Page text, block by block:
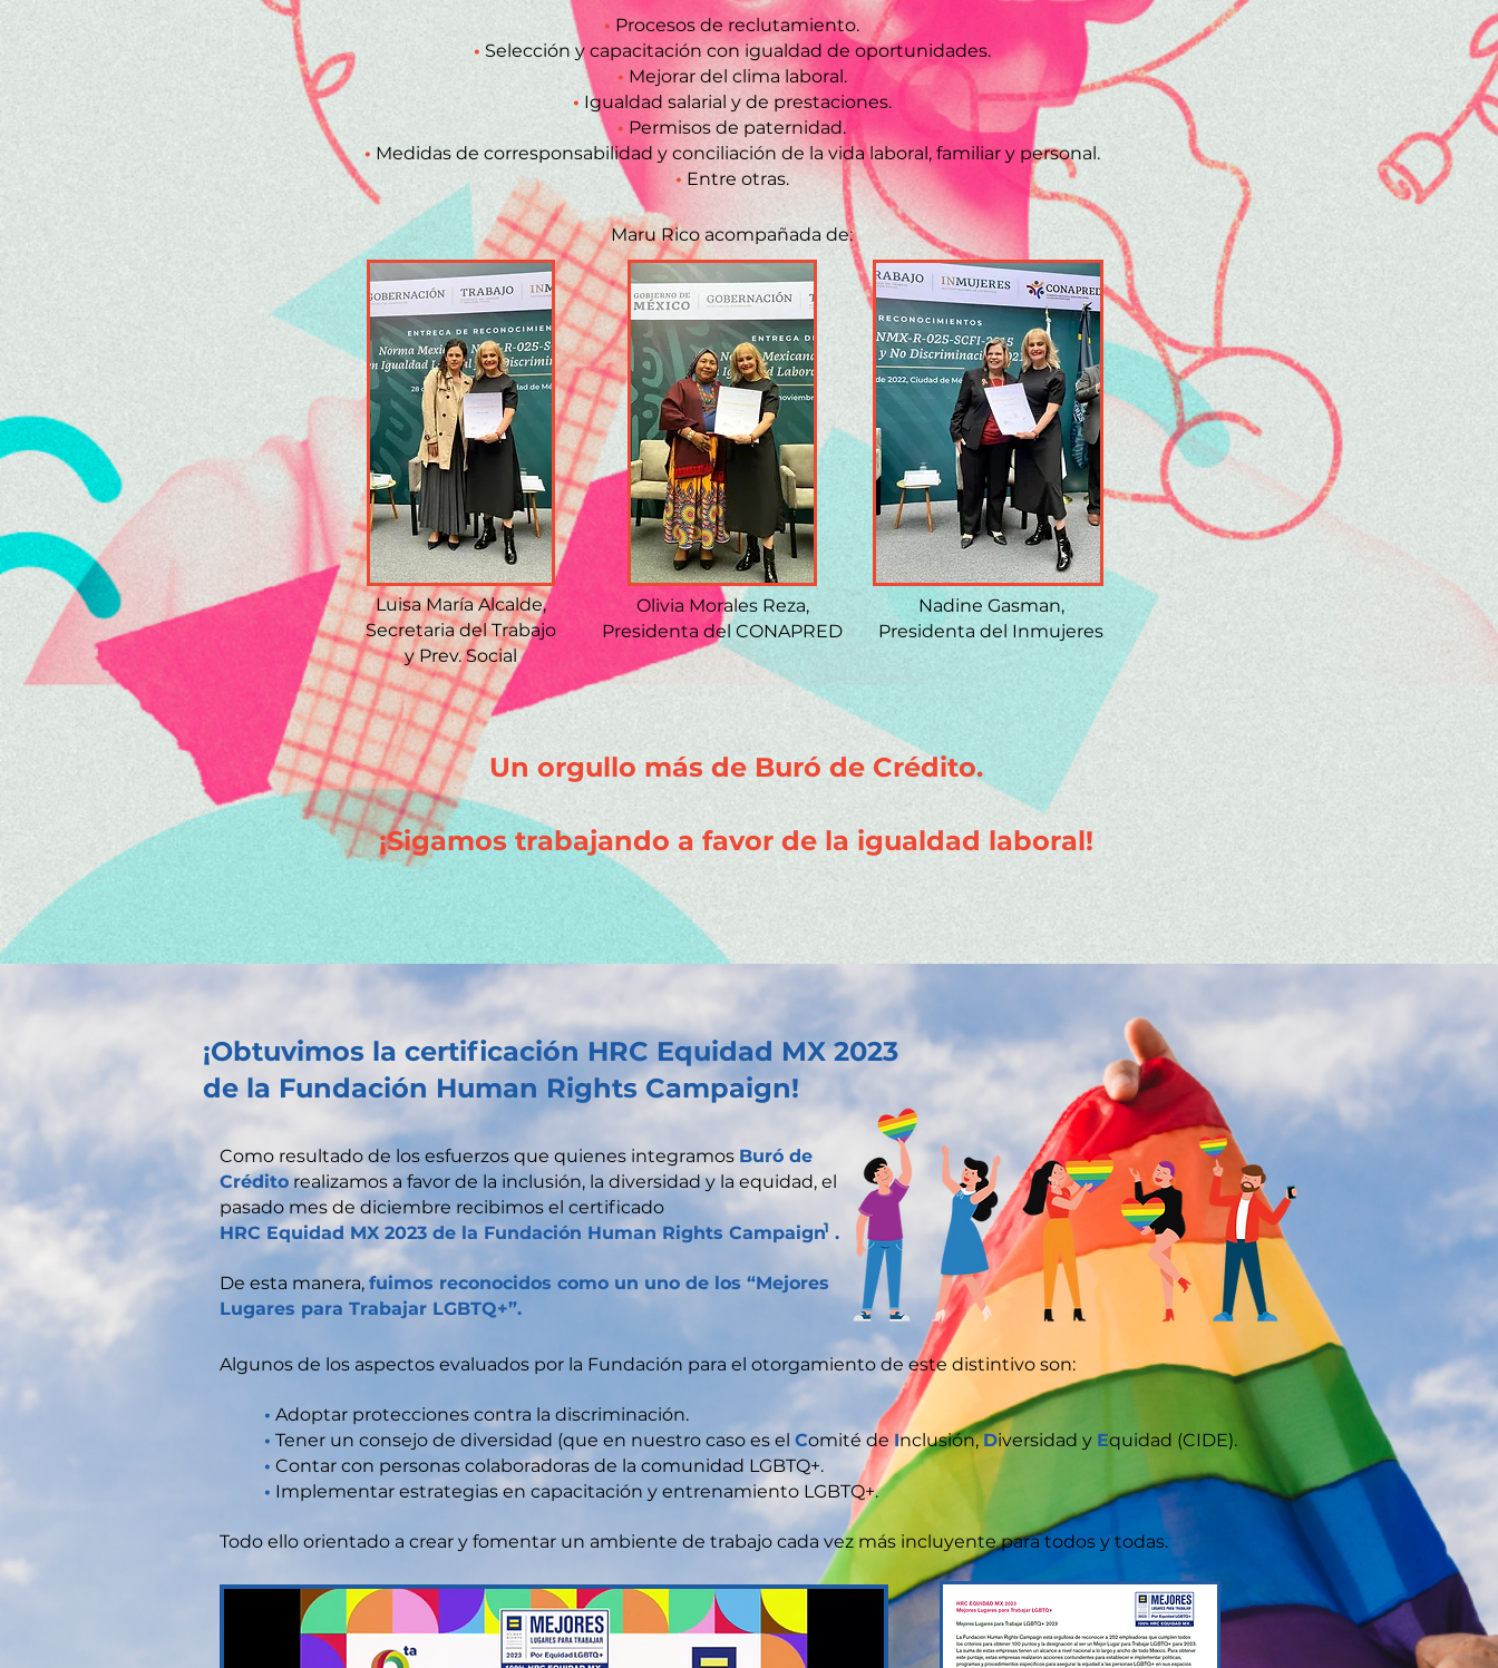
• Procesos de reclutamiento.
• Selección y capacitación con igualdad de oportunidades.
• Mejorar del clima laboral.
• Igualdad salarial y de prestaciones.
• Permisos de paternidad.
• Medidas de corresponsabilidad y conciliación de la vida laboral, familiar y personal.
• Entre otras.
Maru Rico acompañada de:
Un orgullo más de Buró de Crédito.
¡Sigamos trabajando a favor de la igualdad laboral!
Luisa María Alcalde,
Secretaria del Trabajo
y Prev. Social
Olivia Morales Reza,
Presidenta del CONAPRED
Nadine Gasman,
Presidenta del Inmujeres
¡Obtuvimos la certificación HRC Equidad MX 2023
de la Fundación Human Rights Campaign!
Como resultado de los esfuerzos que quienes integramos Buró de
Créditorealizamos a favor de la inclusión, la diversidad y la equidad, el
pasado mes de diciembre recibimos el certificado
HRC Equidad MX 2023 de la Fundación Human Rights Campaign .
De esta manera,fuimos reconocidos como un uno de los “Mejores
Lugares para Trabajar LGBTQ+”.
Algunos de los aspectos evaluados por la Fundación para el otorgamiento de este distintivo son:
• Adoptar protecciones contra la discriminación.
• Tener un consejo de diversidad (que en nuestro caso es el Comité deInclusión,Diversidad y Equidad (CIDE).
• Contar con personas colaboradoras de la comunidad LGBTQ+.
• Implementar estrategias en capacitación y entrenamiento LGBTQ+.
Todo ello orientado a crear y fomentar un ambiente de trabajo cada vez más incluyente para todos y todas.
1